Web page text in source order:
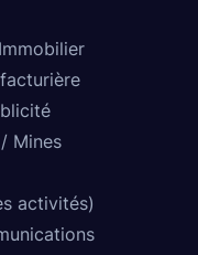
Mines
activités)